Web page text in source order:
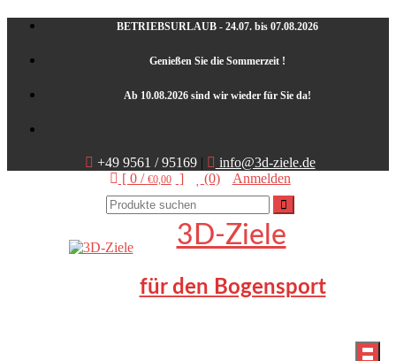
Skip
content
BETRIEBSURLAUB - 24.07. bis 07.08.2026
Genießen Sie die Sommerzeit !
Ab 10.08.2026 sind wir wieder für Sie da!
+49 9561 / 95169|
info@3d-ziele.de
[ 0 / €0,00 ] (0) Anmelden
3D-Ziele
für den Bogensport